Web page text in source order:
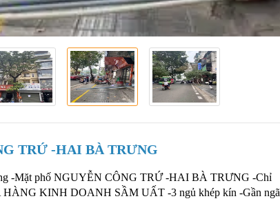
TRỨ -HAI BÀ TRƯNG
-Mặt phố NGUYỄN CÔNG TRỨ -HAI BÀ TRƯNG -Chỉ
KINH DOANH SẦM UẤT -3 ngủ khép kín -Gần ngã